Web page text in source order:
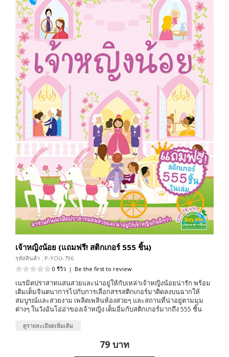
เจ้าหญิงน้อย (แถมฟรี! สติกเกอร์ 555 ชิ้น)
รหัสสินค้า : P-YOU-796
0 รีวิว | Be the first to review
เนรมิตปราสาทแสนสวยและน่าอยู่ให้กับเหล่าเจ้าหญิงน้อยน่ารัก พร้อม
เติมเต็มจินตนาการไปกับการเลือกสรรสติกเกอร์มาติดลงบนฉากให้
สมบูรณ์และสวยงาม เพลิดเพลินห้องสวยๆ และสถานที่น่าอยู่ตามมุม
ต่างๆ ในวังอันโอ่อ่าของเจ้าหญิง เต็มอิ่มกับสติกเกอร์มากถึง 555 ชิ้น
ดูรายละเอียดเพิ่มเติม
79 บาท